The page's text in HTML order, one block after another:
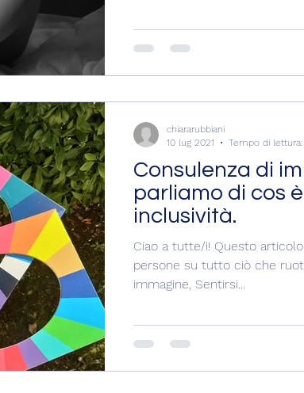
Consulenza di
parliamo di cos
inclusività.
Ciao a tutte/i! Questo
persone su tutto ciò che
immagine, Sentirsi...
chiararubbiani
10 lug 2021
Tempo di